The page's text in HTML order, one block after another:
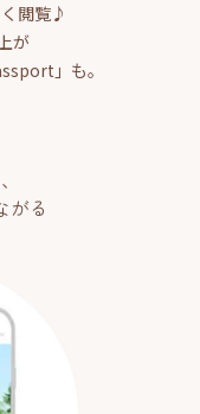
閲覧♪
が
」も。
がる